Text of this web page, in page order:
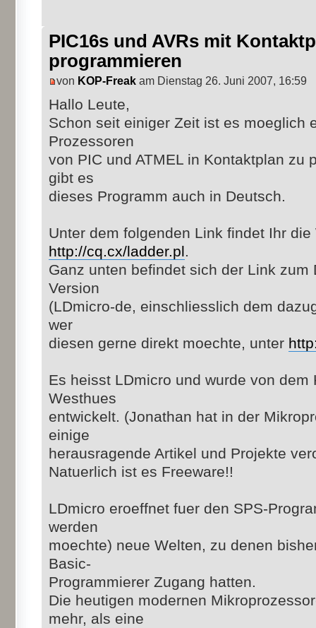
PIC16s und AVRs mit
programmieren
von KOP-Freak am Dienstag 26. Juni 2007, 16:59
Hallo Leute,
Schon seit einiger Zeit ist es moeglich
Prozessoren
von PIC und ATMEL in Kontaktplan zu
gibt es
dieses Programm auch in Deutsch.
Unter dem folgenden Link findet Ihr die
http://cq.cx/ladder.pl.
Ganz unten befindet sich der Link zum
Version
(LDmicro-de, einschliesslich dem
wer
diesen gerne direkt moechte, unter
Es heisst LDmicro und wurde von dem
Westhues
entwickelt. (Jonathan hat in der
einige
herausragende Artikel und Projekte
Natuerlich ist es Freeware!!
LDmicro eroeffnet fuer den SPS-
werden
moechte) neue Welten, zu denen
Basic-
Programmierer Zugang hatten.
Die heutigen modernen
mehr, als eine